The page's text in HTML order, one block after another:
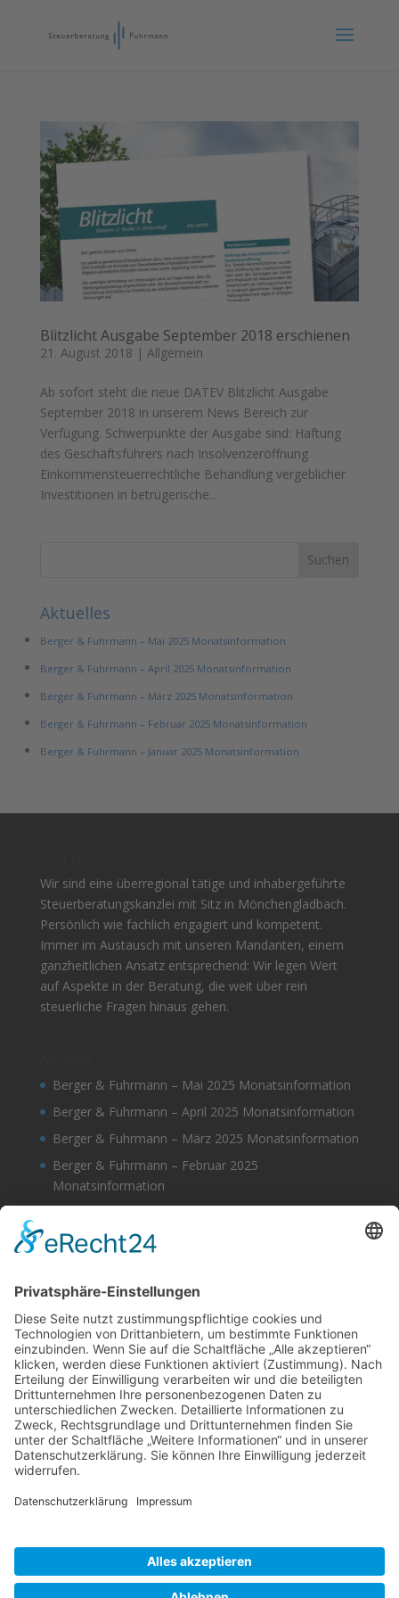
Blitzlicht Ausgabe September 2018 erschienen
21. August 2018 | Allgemein
Ab sofort steht die neue DATEV Blitzlicht Ausgabe
September 2018 in unserem News Bereich zur
Verfügung. Schwerpunkte der Ausgabe sind: Haftung
des Geschäftsführers nach Insolvenzeröffnung
Einkommensteuerrechtliche Behandlung vergeblicher
Investitionen in betrügerische...
Aktuelles
Berger & Fuhrmann – Mai 2025 Monatsinformation
Berger & Fuhrmann – April 2025 Monatsinformation
Berger & Fuhrmann – März 2025 Monatsinformation
Berger & Fuhrmann – Februar 2025 Monatsinformation
Berger & Fuhrmann – Januar 2025 Monatsinformation
Wir sind eine überregional tätige und inhabergeführte
Steuerberatungskanzlei mit Sitz in Mönchengladbach.
Persönlich wie fachlich engagiert und kompetent.
Immer im Austausch mit unseren Mandanten, einem
ganzheitlichen Ansatz entsprechend: Wir legen Wert
auf Aspekte in der Beratung, die weit über rein
steuerliche Fragen hinaus gehen.
Berger & Fuhrmann – Mai 2025 Monatsinformation
Berger & Fuhrmann – April 2025 Monatsinformation
Berger & Fuhrmann – März 2025 Monatsinformation
Berger & Fuhrmann – Februar 2025
Monatsinformation
Monatsinformation
Suche
Datenschutz
Cookie-Einstellungen
Sonstige
Kontakt
Facebook
Anfahrt & Lageplan